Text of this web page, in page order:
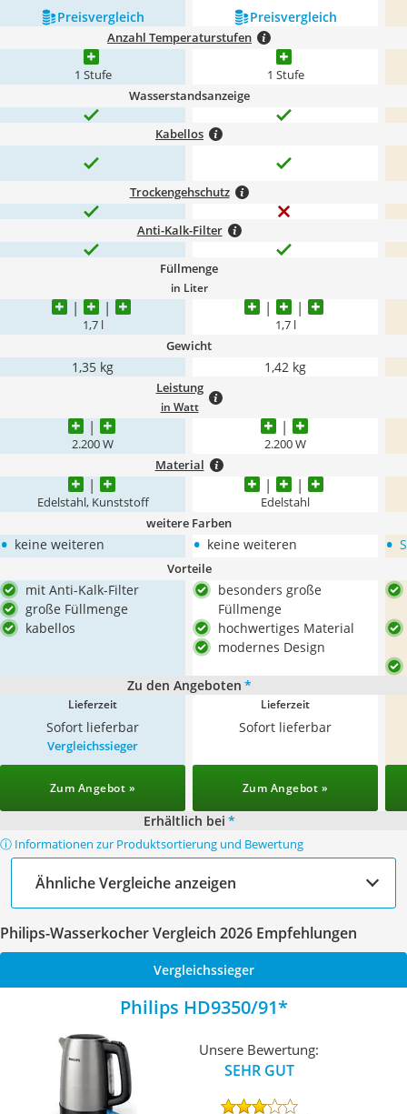
Preis­vergleich Preis­vergleich
Anzahl Temperaturstufen
1 Stufe 1 Stufe
Wasserstandsanzeige
Kabellos
Trockengehschutz
Anti-Kalk-Filter
Füllmenge
in Liter
1,7 l 1,7 l
Gewicht
1,35 kg 1,42 kg
Leistung
in Watt
2.200 W 2.200 W
Material
Edelstahl, Kunststoff Edelstahl
weitere Farben
• keine weiteren • keine weiteren •
Vorteile
mit Anti-Kalk-Filter
große Füllmenge
kabellos
besonders große
Füllmenge
hochwertiges Material
modernes Design
Zu den Angeboten *
Lieferzeit
Sofort lieferbar
Lieferzeit
Sofort lieferbar
Vergleichssieger
Zum Angebot » Zum Angebot »
Erhältlich bei *
ⓘ Informationen zur Produktsortierung und Bewertung
Ähnliche Vergleiche anzeigen
Philips-Wasserkocher Vergleich 2026 Empfehlungen
Vergleichssieger
Philips HD9350/91
Unsere Bewertung:
SEHR GUT